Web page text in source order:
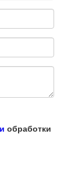
обработки